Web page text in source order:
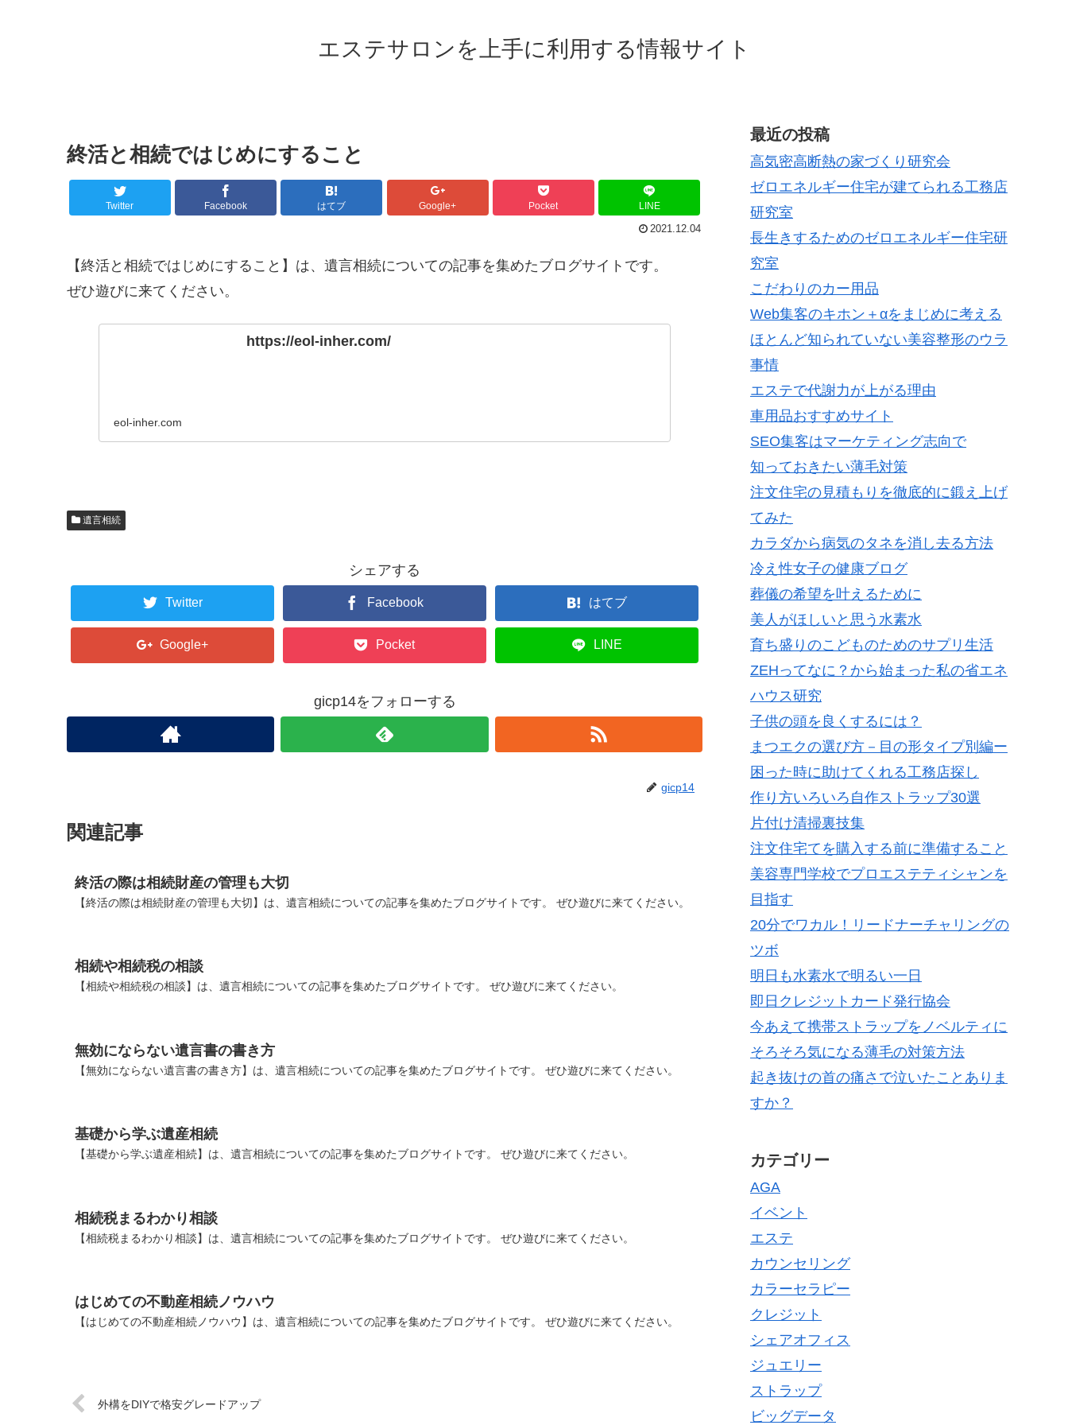
エステサロンを上手に利用する情報サイト
終活と相続ではじめにすること
Twitter Facebook はてブ Google+ Pocket LINE
2021.12.04
【終活と相続ではじめにすること】は、遺言相続についての記事を集めたブログサイトです。
ぜひ遊びに来てください。
https://eol-inher.com/
eol-inher.com
遺言相続
シェアする
Twitter Facebook はてブ
Google+ Pocket LINE
gicp14をフォローする
gicp14
関連記事
終活の際は相続財産の管理も大切
【終活の際は相続財産の管理も大切】は、遺言相続についての記事を集めたブログサイトです。 ぜひ遊びに来てください。
相続や相続税の相談
【相続や相続税の相談】は、遺言相続についての記事を集めたブログサイトです。 ぜひ遊びに来てください。
無効にならない遺言書の書き方
【無効にならない遺言書の書き方】は、遺言相続についての記事を集めたブログサイトです。 ぜひ遊びに来てください。
基礎から学ぶ遺産相続
【基礎から学ぶ遺産相続】は、遺言相続についての記事を集めたブログサイトです。 ぜひ遊びに来てください。
相続税まるわかり相談
【相続税まるわかり相談】は、遺言相続についての記事を集めたブログサイトです。 ぜひ遊びに来てください。
はじめての不動産相続ノウハウ
【はじめての不動産相続ノウハウ】は、遺言相続についての記事を集めたブログサイトです。 ぜひ遊びに来てください。
外構をDIYで格安グレードアップ
最近の投稿
高気密高断熱の家づくり研究会
ゼロエネルギー住宅が建てられる工務店
研究室
長生きするためのゼロエネルギー住宅研
究室
こだわりのカー用品
Web集客のキホン＋αをまじめに考える
ほとんど知られていない美容整形のウラ
事情
エステで代謝力が上がる理由
車用品おすすめサイト
SEO集客はマーケティング志向で
知っておきたい薄毛対策
注文住宅の見積もりを徹底的に鍛え上げ
てみた
カラダから病気のタネを消し去る方法
冷え性女子の健康ブログ
葬儀の希望を叶えるために
美人がほしいと思う水素水
育ち盛りのこどものためのサプリ生活
ZEHってなに？から始まった私の省エネ
ハウス研究
子供の頭を良くするには？
まつエクの選び方－目の形タイプ別編ー
困った時に助けてくれる工務店探し
作り方いろいろ自作ストラップ30選
片付け清掃裏技集
注文住宅てを購入する前に準備すること
美容専門学校でプロエステティシャンを
目指す
20分でワカル！リードナーチャリングの
ツボ
明日も水素水で明るい一日
即日クレジットカード発行協会
今あえて携帯ストラップをノベルティに
そろそろ気になる薄毛の対策方法
起き抜けの首の痛さで泣いたことありま
すか？
カテゴリー
AGA
イベント
エステ
カウンセリング
カラーセラピー
クレジット
シェアオフィス
ジュエリー
ストラップ
ビッグデータ